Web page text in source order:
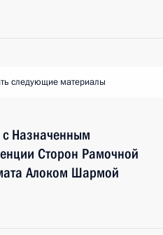
следующие материалы
с Назначенным
Сторон Рамочной
Алоком Шармой